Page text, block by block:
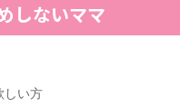
しないママ
しい方